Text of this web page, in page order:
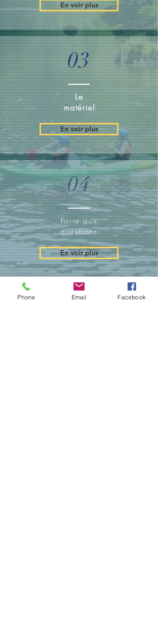
En voir plus
03
Le
matériel
En voir plus
04
Foire aux
questions
En voir plus
05
Phone Email Facebook